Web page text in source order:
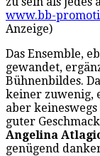
www.bb-
Anzeige)
Das Ensemble,
gewandet,
Bühnenbildes.
keiner zuwenig,
aber
guter
Angelina
genügend